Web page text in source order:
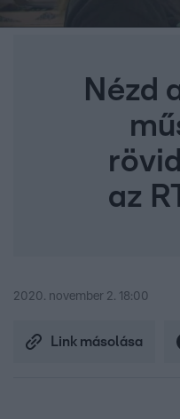
Nézd
az
2020. november 2. 18:00
Link másolása